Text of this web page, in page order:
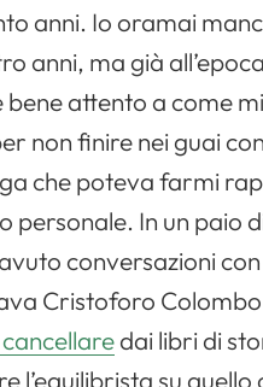
anni. Io oramai
anni, ma già all’epoca
attento a come mi
non finire nei guai
che poteva farmi
personale. In un paio
conversazioni
Cristoforo Colombo
dai libri di
l’equilibrista su quello